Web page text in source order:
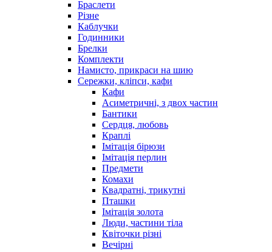
Браслети
Різне
Каблучки
Годинники
Брелки
Комплекти
Намисто, прикраси на шию
Сережки, кліпси, кафи
Кафи
Асиметричні, з двох частин
Бантики
Сердця, любовь
Краплі
Імітація бірюзи
Імітація перлин
Предмети
Комахи
Квадратні, трикутні
Пташки
Імітація золота
Люди, частини тіла
Квіточки різні
Вечірні